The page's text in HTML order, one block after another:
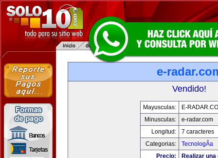
e-
Vendido!
Mayusculas:
E-
Minusculas:
e-radar.com
Longitud:
7 caracteres
Categorias:
TecnologÃ­a
Precio:
Realizar